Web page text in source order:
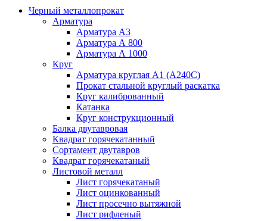
Черный металлопрокат
Арматура
Арматура А3
Арматура А 800
Арматура А 1000
Круг
Арматура круглая А1 (А240C)
Прокат стальной круглый раскатка
Круг калиброванный
Катанка
Круг конструкционный
Балка двутавровая
Квадрат горячекатанный
Сортамент двутавров
Квадрат горячекатаный
Листовой металл
Лист горячекатаный
Лист оцинкованный
Лист просечно вытяжной
Лист рифленый